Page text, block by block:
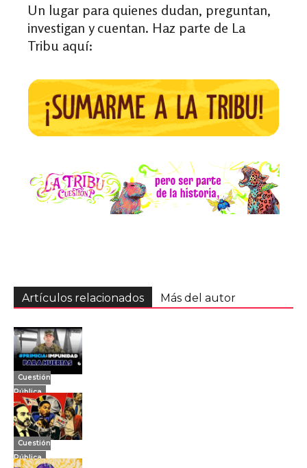
Un lugar para quienes dudan, preguntan,
investigan y cuentan. Haz parte de La
Tribu aquí:
Artículos relacionados Más del autor
Cuestión
Pública
Cuestión
Pública